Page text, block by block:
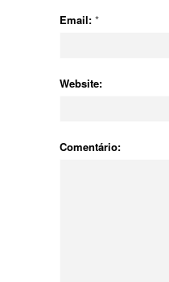
Email: *
Website:
Comentário: